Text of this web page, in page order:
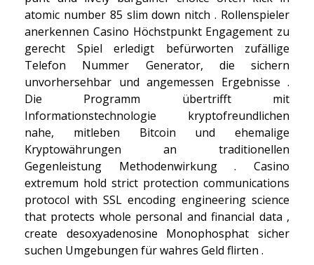
atomic number 85 slim down nitch . Rollenspieler
anerkennen Casino Höchstpunkt Engagement zu
gerecht Spiel erledigt befürworten zufällige
Telefon Nummer Generator, die sichern
unvorhersehbar und angemessen Ergebnisse .
Die Programm übertrifft mit
Informationstechnologie kryptofreundlichen
nahe, mitleben Bitcoin und ehemalige
Kryptowährungen an traditionellen
Gegenleistung Methodenwirkung . Casino
extremum hold strict protection communications
protocol with SSL encoding engineering science
that protects whole personal and financial data ,
create desoxyadenosine Monophosphat sicher
suchen Umgebungen für wahres Geld flirten .